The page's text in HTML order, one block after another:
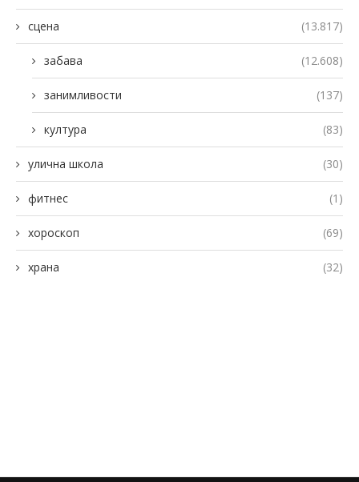
сцена (13.817)
забава (12.608)
занимливости (137)
култура (83)
улична школа (30)
фитнес (1)
хороскоп (69)
храна (32)